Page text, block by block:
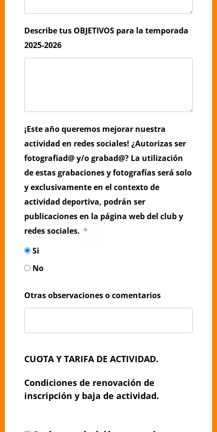
Describe tus OBJETIVOS para la temporada
2025-2026
¡Este año queremos mejorar nuestra
actividad en redes sociales! ¿Autorizas ser
fotografiad@ y/o grabad@? La utilización
de estas grabaciones y fotografías será solo
y exclusivamente en el contexto de
actividad deportiva, podrán ser
publicaciones en la página web del club y
redes sociales.
Si
No
Otras observaciones o comentarios
CUOTA Y TARIFA DE ACTIVIDAD.
Condiciones de renovación de
inscripción y baja de actividad.